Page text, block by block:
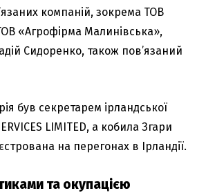
компаній, зокрема ТОВ
«Агрофірма Малинівська»,
Сидоренко, також пов’язаний
був секретарем ірландської
LIMITED, а кобила Згари
на перегонах в Ірландії.
та окупацією